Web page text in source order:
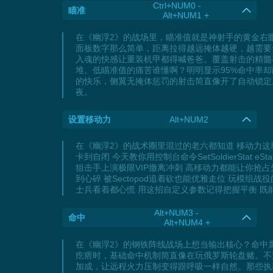
瞄准
Ctrl+NUM0 -
Alt+NUM1 +
在《幽浮2》的战场里，瞄准值就是神射手的黄金
面板数字那么简单，距离拉得越远掩体越硬，越需
入魂的快感让重装机甲都得喊爸爸。覆盖射击的精
堆。低瞄准值的痛苦谁懂啊？明明显示95%命中率
的快乐，侧翼无掩体惩罚的射击简直像开了自动锁
夜。
设置移动力 Alt+NUM2
在《幽浮2》的战术圈里混过的老六都知道 移动力
卡到自闭 今天教你用控制台命令SetSoldierStat
狙击手上演极限VIP撤离冲刺 高移动力都能让你抢
到心碎 被Sectopod追着砍也能优雅走位 玩模组战
士兵看着都心慌 用这招自定义参数记得把握平衡
命中
Alt+NUM3 -
Alt+NUM4 +
在《幽浮2》的钢铁阵线战场上想当输出核心？命
疙瘩时，基础命中机制简直像在玩俄罗斯轮盘赌。
加成，让远程火力压制变得跟呼吸一样自然。那些